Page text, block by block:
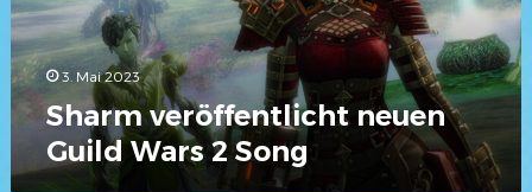
3. Mai 2023
Sharm veröffentlicht neuen
Guild Wars 2 Song